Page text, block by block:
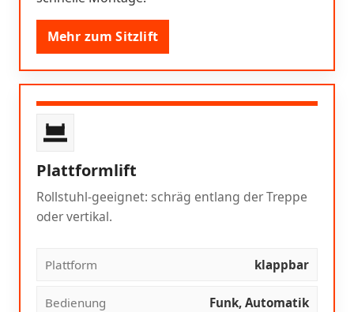
Mehr zum Sitzlift
Plattformlift
Rollstuhl-geeignet: schräg entlang der Treppe
oder vertikal.
Plattform klappbar
Bedienung Funk, Automatik